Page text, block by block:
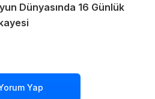
Dünyasında 16 Günlük
Yap